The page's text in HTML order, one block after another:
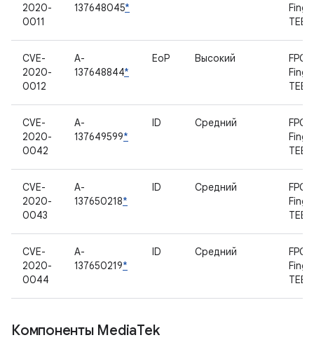
2020-
0011
137648045*
TEE
CVE-
2020-
0012
A-
137648844*
EoP Высокий
FPC
TEE
CVE-
2020-
0042
A-
137649599*
ID Средний
FPC
TEE
CVE-
2020-
0043
A-
137650218*
ID Средний
FPC
TEE
CVE-
2020-
0044
A-
137650219*
ID Средний
FPC
TEE
Компоненты MediaTek